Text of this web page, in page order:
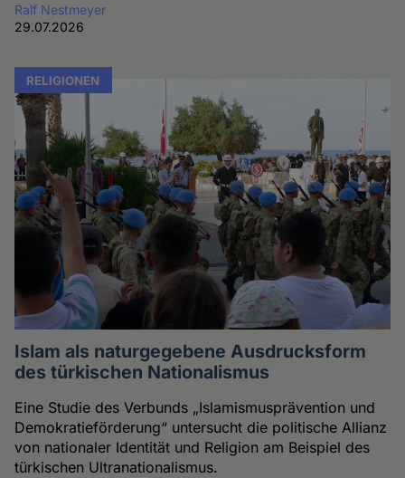
Ralf Nestmeyer
29.07.2026
RELIGIONEN
Islam als naturgegebene Ausdrucksform
des türkischen Nationalismus
Eine Studie des Verbunds „Islamismusprävention und
Demokratieförderung“ untersucht die politische Allianz
von nationaler Identität und Religion am Beispiel des
türkischen Ultranationalismus.